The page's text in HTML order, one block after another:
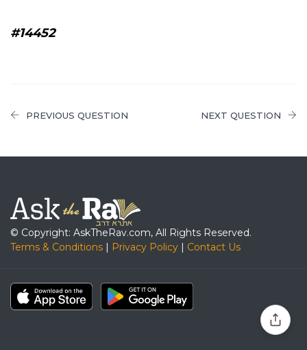
#14452
PREVIOUS QUESTION NEXT QUESTION
© Copyright: AskTheRav.com, All Rights Reserved.
Terms & Conditions | Privacy Policy | Contact Us